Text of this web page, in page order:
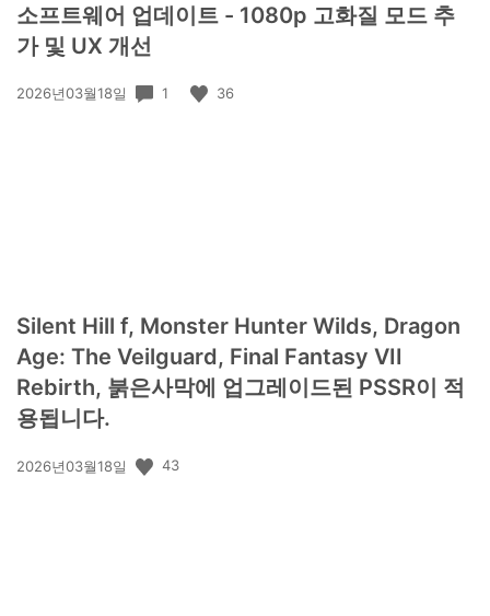
소프트웨어 업데이트 - 1080p 고화질 모드 추
가 및 UX 개선
공
2026년03월18일 1 36
Silent Hill f, Monster Hunter Wilds, Dragon
Age: The Veilguard, Final Fantasy VII
Rebirth, 붉은사막에 업그레이드된 PSSR이 적
용됩니다.
공
2026년03월18일 43